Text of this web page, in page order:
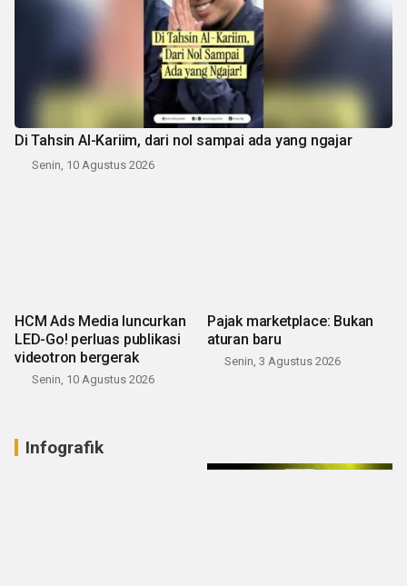
Di Tahsin Al-Kariim, dari nol sampai ada yang ngajar
Senin, 10 Agustus 2026
HCM Ads Media luncurkan
LED-Go! perluas publikasi
videotron bergerak
Senin, 10 Agustus 2026
Pajak marketplace: Bukan
aturan baru
Senin, 3 Agustus 2026
Infografik